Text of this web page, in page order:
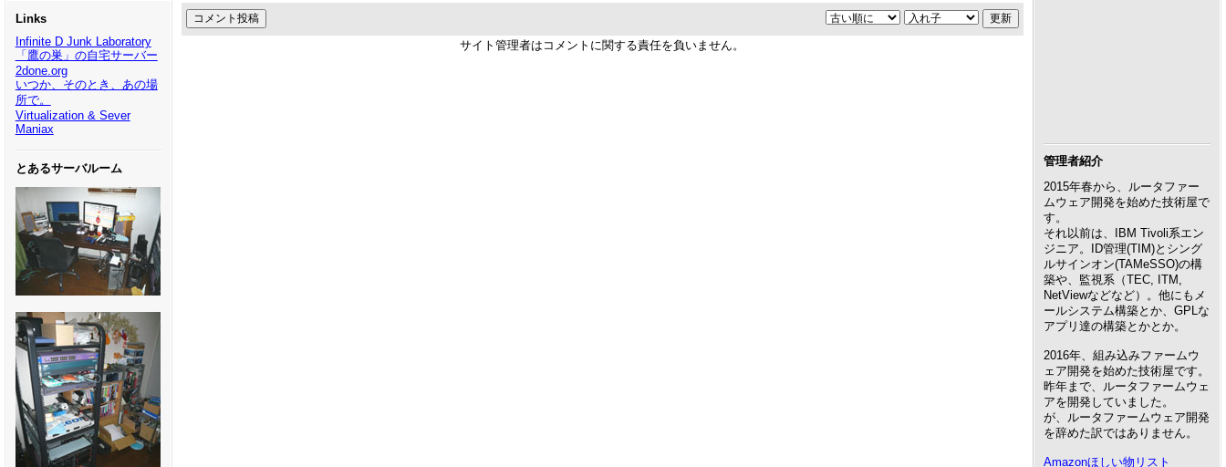
Links
Infinite D Junk Laboratory
「鷹の巣」の自宅サーバー
2done.org
いつか、そのとき、あの場
所で。
Virtualization & Sever
Maniax
とあるサーバルーム
サイト管理者はコメントに関する責任を負いません。
管理者紹介
2015年春から、ルータファー
ムウェア開発を始めた技術屋で
す。
それ以前は、IBM Tivoli系エン
ジニア。ID管理(TIM)とシング
ルサインオン(TAMeSSO)の構
築や、監視系（TEC, ITM,
NetViewなどなど）。他にもメ
ールシステム構築とか、GPLな
アプリ達の構築とかとか。
2016年、組み込みファームウ
ェア開発を始めた技術屋です。
昨年まで、ルータファームウェ
アを開発していました。
が、ルータファームウェア開発
を辞めた訳ではありません。
Amazonほしい物リスト